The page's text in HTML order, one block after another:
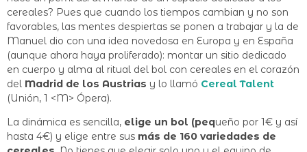
cereales? Pues que cuando los tiempos cambian y no son
favorables, las mentes despiertas se ponen a trabajar y la de
Manuel dio con una idea novedosa en Europa y en España
(aunque ahora haya proliferado): montar un sitio dedicado
en cuerpo y alma al ritual del bol con cereales en el corazón
del Madrid de los Austrias y lo llamó Cereal Talent
(Unión, 1 <M> Ópera).
La dinámica es sencilla, elige un bol (pequeño por 1€ y así
hasta 4€) y elige entre sus más de 160 variedades de